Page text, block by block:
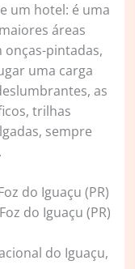
um hotel: é uma
áreas
pintadas,
uma carga
as
trilhas
sempre
do Iguaçu (PR)
do Iguaçu (PR)
do Iguaçu,